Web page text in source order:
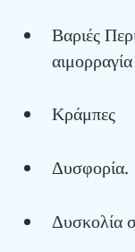
Βαριές
Κράμπες
Δυσφορία.
Δυσκολία